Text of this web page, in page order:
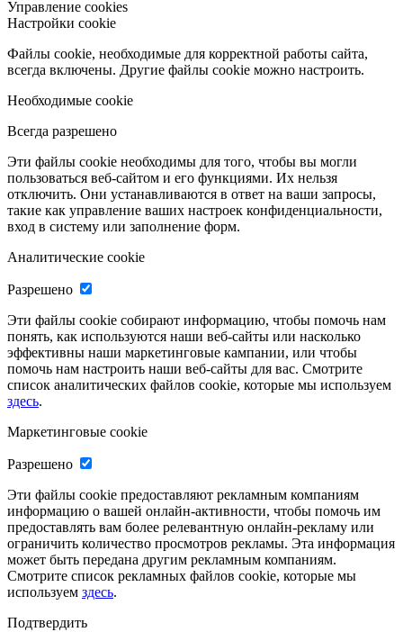
Управление cookies
Настройки cookie
Файлы cookie, необходимые для корректной работы сайта,
всегда включены. Другие файлы cookie можно настроить.
Необходимые cookie
Всегда разрешено
Эти файлы cookie необходимы для того, чтобы вы могли
пользоваться веб-сайтом и его функциями. Их нельзя
отключить. Они устанавливаются в ответ на ваши запросы,
такие как управление ваших настроек конфиденциальности,
вход в систему или заполнение форм.
Аналитические cookie
Разрешено
Эти файлы cookie собирают информацию, чтобы помочь нам
понять, как используются наши веб-сайты или насколько
эффективны наши маркетинговые кампании, или чтобы
помочь нам настроить наши веб-сайты для вас. Смотрите
список аналитических файлов cookie, которые мы используем
здесь.
Маркетинговые cookie
Разрешено
Эти файлы cookie предоставляют рекламным компаниям
информацию о вашей онлайн-активности, чтобы помочь им
предоставлять вам более релевантную онлайн-рекламу или
ограничить количество просмотров рекламы. Эта информация
может быть передана другим рекламным компаниям.
Смотрите список рекламных файлов cookie, которые мы
используем здесь.
Подтвердить